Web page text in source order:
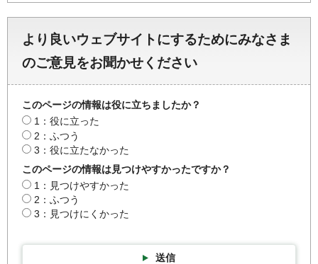
より良いウェブサイトにするためにみなさま
のご意見をお聞かせください
このページの情報は役に立ちましたか？
1：役に立った
2：ふつう
3：役に立たなかった
このページの情報は見つけやすかったですか？
1：見つけやすかった
2：ふつう
3：見つけにくかった
送信